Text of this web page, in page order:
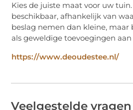
Kies de juiste maat voor uw
beschikbaar, afhankelijk van
beslag nemen dan kleine,
als geweldige toevoegingen
https://www.deoudestee.nl/
Veelgestelde vragen